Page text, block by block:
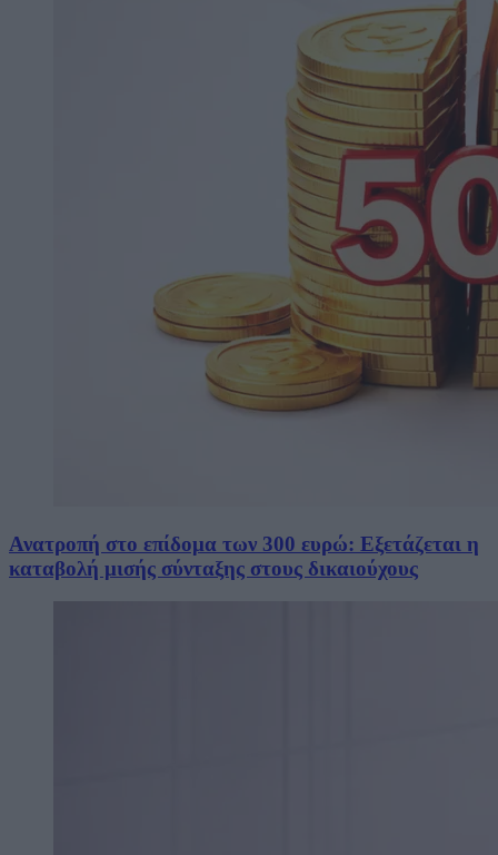
Ανατροπή στο επίδομα των 300 ευρώ: Εξετάζεται η
καταβολή μισής σύνταξης στους δικαιούχους